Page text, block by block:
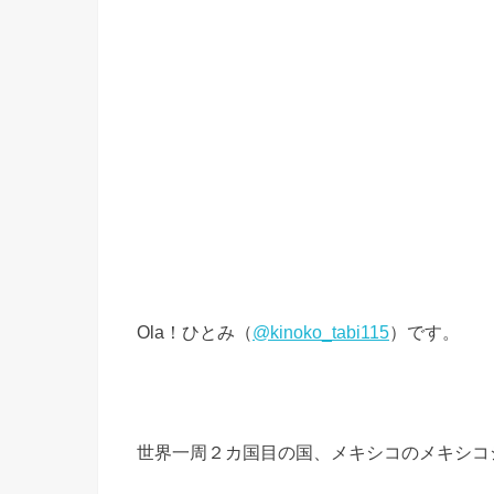
Ola！ひとみ（@kinoko_tabi115）です。
世界一周２カ国目の国、メキシコのメキシコ